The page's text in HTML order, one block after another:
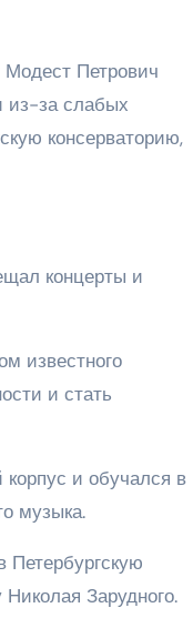
Модест Петрович
из-за слабых
консерваторию,
концерты и
известного
и стать
и обучался в
музыка.
Петербургскую
Зарудного.